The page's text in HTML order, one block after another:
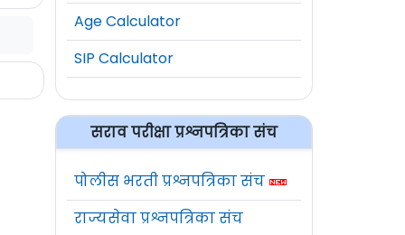
Age Calculator
SIP Calculator
सराव परीक्षा प्रश्नपत्रिका संच
पोलीस भरती प्रश्नपत्रिका संच
राज्यसेवा प्रश्नपत्रिका संच